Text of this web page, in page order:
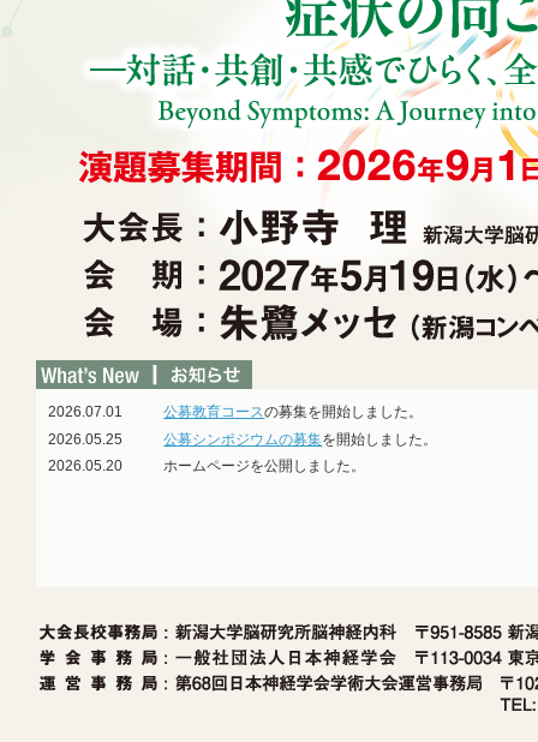
2026.07.01 公募教育コースの募集を開始しました。
2026.05.25
公募シンポジウムの募集を開始しました。
2026.05.20
ホームページを公開しました。